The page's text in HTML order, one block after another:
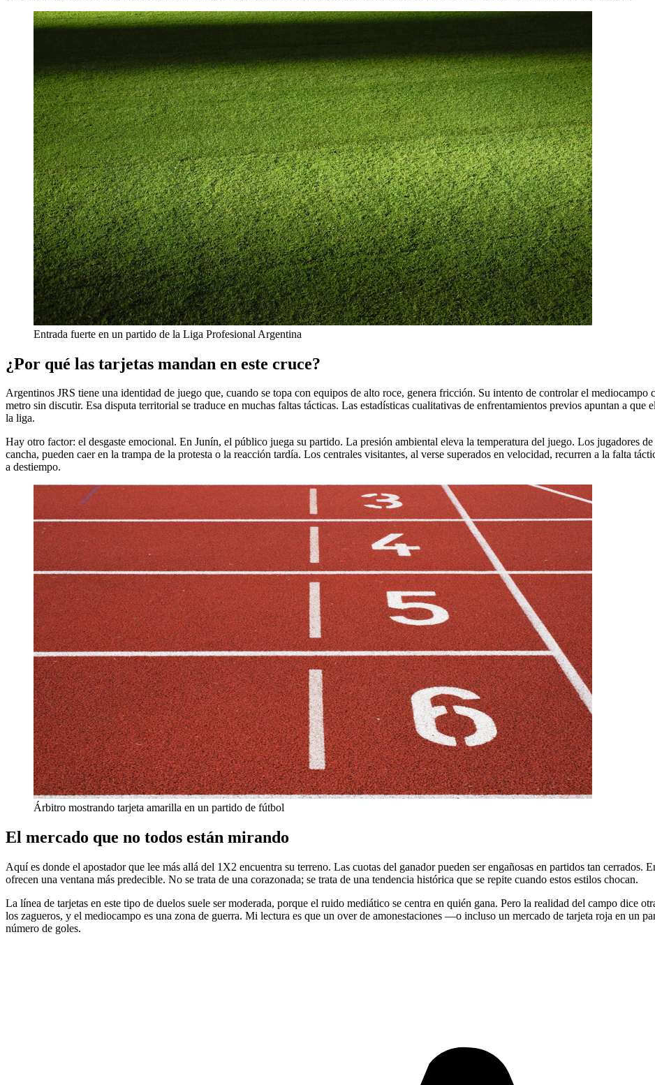
Entrada fuerte en un partido de la Liga Profesional Argentina
¿Por qué las tarjetas mandan en este cruce?
Argentinos JRS tiene una identidad de juego que, cuando se topa con equipos de alto roce, genera fricción. Su intento de controlar el
metro sin discutir. Esa disputa territorial se traduce en muchas faltas tácticas. Las estadísticas cualitativas de enfrentamientos previos apuntan a que
la liga.
Hay otro factor: el desgaste emocional. En Junín, el público juega su partido. La presión ambiental eleva la temperatura del juego. Los jugadores
cancha, pueden caer en la trampa de la protesta o la reacción tardía. Los centrales visitantes, al verse superados en velocidad, recurren a la falta
a destiempo.
Árbitro mostrando tarjeta amarilla en un partido de fútbol
El mercado que no todos están mirando
Aquí es donde el apostador que lee más allá del 1X2 encuentra su terreno. Las cuotas del ganador pueden ser engañosas en partidos tan cerrados.
ofrecen una ventana más predecible. No se trata de una corazonada; se trata de una tendencia histórica que se repite cuando estos estilos chocan.
La línea de tarjetas en este tipo de duelos suele ser moderada, porque el ruido mediático se centra en quién gana. Pero la realidad del campo dice
los zagueros, y el mediocampo es una zona de guerra. Mi lectura es que un over de amonestaciones —o incluso un mercado de tarjeta roja en un
número de goles.